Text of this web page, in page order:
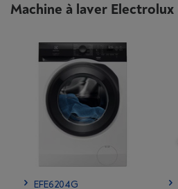
Machine à laver Electrolux
EFE6204G